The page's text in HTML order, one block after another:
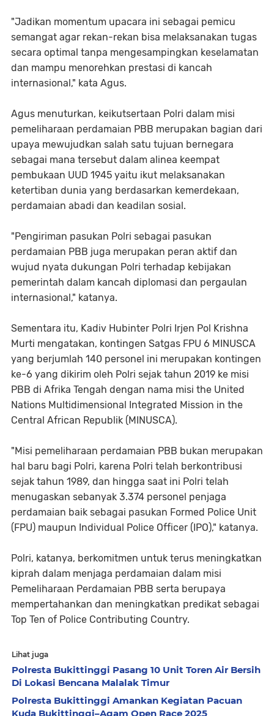
"Jadikan momentum upacara ini sebagai pemicu
semangat agar rekan-rekan bisa melaksanakan tugas
secara optimal tanpa mengesampingkan keselamatan
dan mampu menorehkan prestasi di kancah
internasional," kata Agus.
Agus menuturkan, keikutsertaan Polri dalam misi
pemeliharaan perdamaian PBB merupakan bagian dari
upaya mewujudkan salah satu tujuan bernegara
sebagai mana tersebut dalam alinea keempat
pembukaan UUD 1945 yaitu ikut melaksanakan
ketertiban dunia yang berdasarkan kemerdekaan,
perdamaian abadi dan keadilan sosial.
"Pengiriman pasukan Polri sebagai pasukan
perdamaian PBB juga merupakan peran aktif dan
wujud nyata dukungan Polri terhadap kebijakan
pemerintah dalam kancah diplomasi dan pergaulan
internasional," katanya.
Sementara itu, Kadiv Hubinter Polri Irjen Pol Krishna
Murti mengatakan, kontingen Satgas FPU 6 MINUSCA
yang berjumlah 140 personel ini merupakan kontingen
ke-6 yang dikirim oleh Polri sejak tahun 2019 ke misi
PBB di Afrika Tengah dengan nama misi the United
Nations Multidimensional Integrated Mission in the
Central African Republik (MINUSCA).
"Misi pemeliharaan perdamaian PBB bukan merupakan
hal baru bagi Polri, karena Polri telah berkontribusi
sejak tahun 1989, dan hingga saat ini Polri telah
menugaskan sebanyak 3.374 personel penjaga
perdamaian baik sebagai pasukan Formed Police Unit
(FPU) maupun Individual Police Officer (IPO)," katanya.
Polri, katanya, berkomitmen untuk terus meningkatkan
kiprah dalam menjaga perdamaian dalam misi
Pemeliharaan Perdamaian PBB serta berupaya
mempertahankan dan meningkatkan predikat sebagai
Top Ten of Police Contributing Country.
Lihat juga
Polresta Bukittinggi Pasang 10 Unit Toren Air Bersih
Di Lokasi Bencana Malalak Timur
Polresta Bukittinggi Amankan Kegiatan Pacuan
Kuda Bukittinggi–Agam Open Race 2025